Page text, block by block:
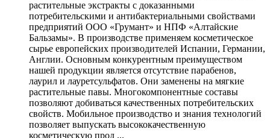
растительные экстракты с доказанными
потребительскими и антибактериальными свойствами
предприятий ООО «Грумант» и НПФ «Алтайские
Бальзамы». В производстве применяем косметическое
сырье европейских производителей Испании, Германии,
Англии. Основным конкурентным преимуществом
нашей продукции является отсутствие парабенов,
лаурил и лауретсульфатов. Они заменены на мягкие
растительные павы. Многокомпонентные составы
позволяют добиваться качественных потребительских
свойств. Мобильное производство и знания технологий
позволяет выпускать высококачественную
косметическую прод ...